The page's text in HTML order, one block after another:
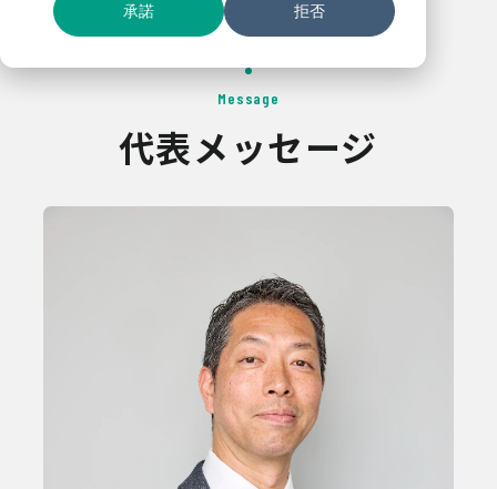
承諾 拒否
Message
代表メッセージ